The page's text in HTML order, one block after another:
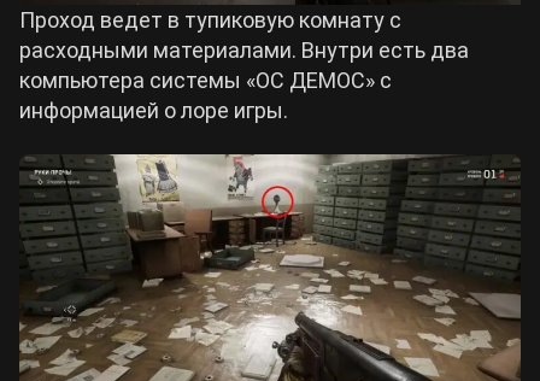
Проход ведет в тупиковую комнату с
расходными материалами. Внутри есть два
компьютера системы «ОС ДЕМОС» с
информацией о лоре игры.